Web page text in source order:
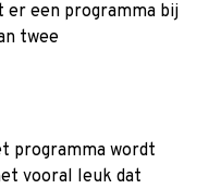
er een programma bij
twee
programma wordt
vooral leuk dat